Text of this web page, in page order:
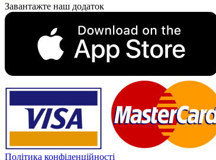
Завантажте наш додаток
Політика конфіденційності